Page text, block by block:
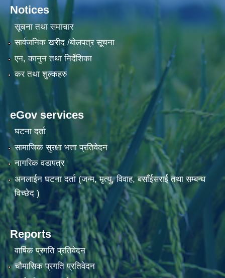
Notices
सूचना तथा समाचार
सार्वजनिक खरीद /बोलपत्र सूचना
एन, कानुन तथा निर्देशिका
कर तथा शुल्कहरु
eGov services
घटना दर्ता
सामाजिक सुरक्षा भत्ता प्रतिवेदन
नागरिक वडापत्र
अनलाईन घटना दर्ता (जन्म, मृत्यु, विवाह, बसाँईसराई तथा सम्बन्ध
विच्छेद )
Reports
वार्षिक प्रगति प्रतिवेदन
चौमासिक प्रगति प्रतिवेदन